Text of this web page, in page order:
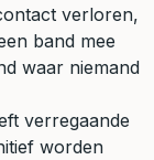
verloren,
band mee
waar niemand
verregaande
worden